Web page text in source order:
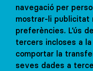
Oxford
De 12 a 17 anys
Familia
navegació per
mostrar-li publicitat
preferències. L’ús
tercers incloses a
comportar la
seves dades a